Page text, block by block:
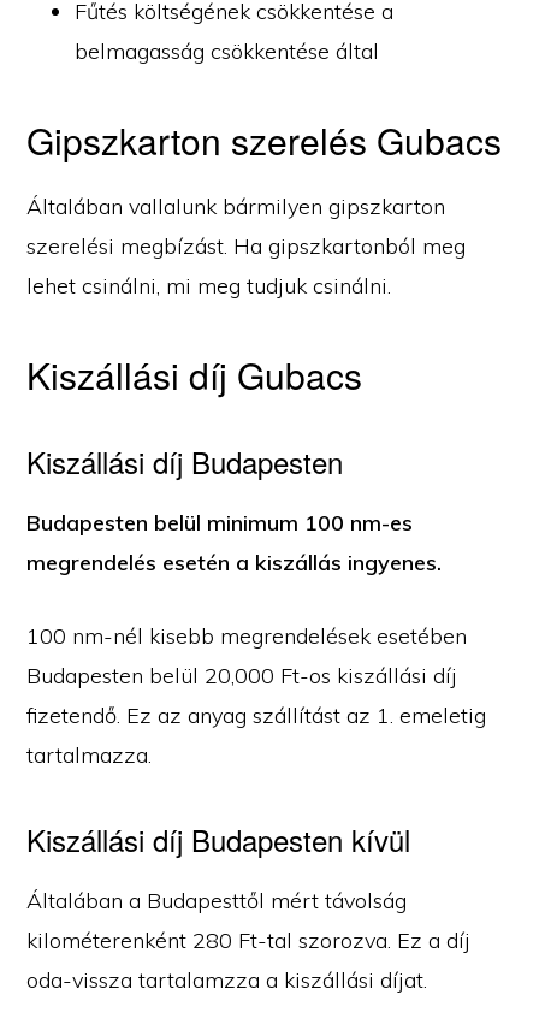
Fűtés költségének csökkentése a
belmagasság csökkentése által
Gipszkarton szerelés Gubacs
Általában vallalunk bármilyen gipszkarton
szerelési megbízást. Ha gipszkartonból meg
lehet csinálni, mi meg tudjuk csinálni.
Kiszállási díj Gubacs
Kiszállási díj Budapesten
Budapesten belül minimum 100 nm-es
megrendelés esetén a kiszállás ingyenes.
100 nm-nél kisebb megrendelések esetében
Budapesten belül 20,000 Ft-os kiszállási díj
fizetendő. Ez az anyag szállítást az 1. emeletig
tartalmazza.
Kiszállási díj Budapesten kívül
Általában a Budapesttől mért távolság
kilométerenként 280 Ft-tal szorozva. Ez a díj
oda-vissza tartalamzza a kiszállási díjat.